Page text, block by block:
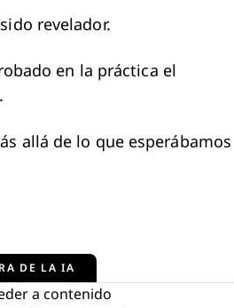
revelador.
en la práctica el
allá de lo que esperábamos
DE LA IA
a contenido